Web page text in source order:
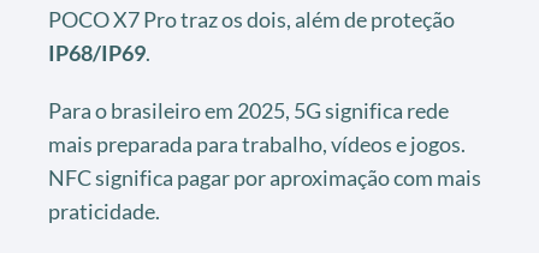
POCO X7 Pro traz os dois, além de proteção
IP68/IP69.
Para o brasileiro em 2025, 5G significa rede
mais preparada para trabalho, vídeos e jogos.
NFC significa pagar por aproximação com mais
praticidade.